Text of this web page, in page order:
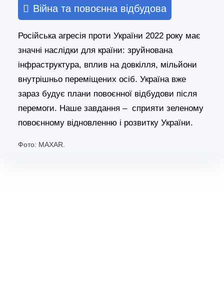
Війна та повоєнна відбудова
Російська агресія проти України 2022 року має
значні наслідки для країни: зруйнована
інфраструктура, вплив на довкілля, мільйони
внутрішньо переміщених осіб. Україна вже
зараз будує плани повоєнної відбудови після
перемоги. Наше завдання – сприяти зеленому
повоєнному відновленню і розвитку України.
Фото: MAXAR.